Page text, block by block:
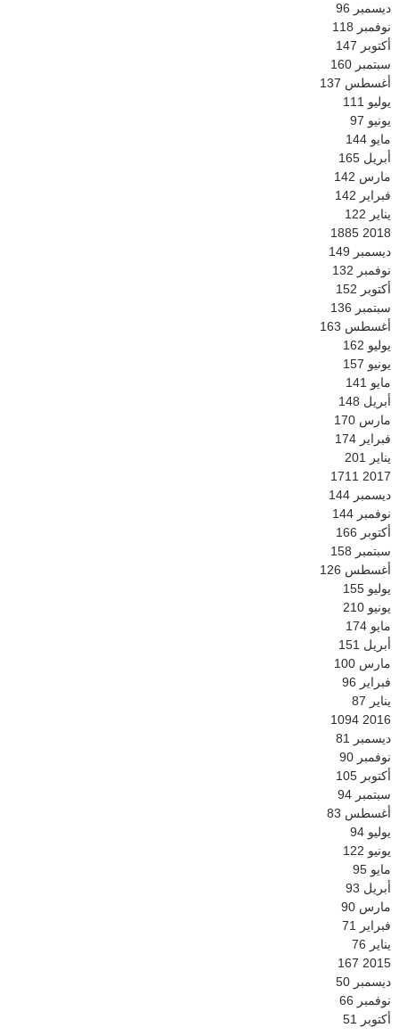
ديسمبر 96
نوفمبر 118
أكتوبر 147
سبتمبر 160
أغسطس 137
يوليو 111
يونيو 97
مايو 144
أبريل 165
مارس 142
فبراير 142
يناير 122
2018
1885
ديسمبر 149
نوفمبر 132
أكتوبر 152
سبتمبر 136
أغسطس 163
يوليو 162
يونيو 157
مايو 141
أبريل 148
مارس 170
فبراير 174
يناير 201
2017
1711
ديسمبر 144
نوفمبر 144
أكتوبر 166
سبتمبر 158
أغسطس 126
يوليو 155
يونيو 210
مايو 174
أبريل 151
مارس 100
فبراير 96
يناير 87
2016
1094
ديسمبر 81
نوفمبر 90
أكتوبر 105
سبتمبر 94
أغسطس 83
يوليو 94
يونيو 122
مايو 95
أبريل 93
مارس 90
فبراير 71
يناير 76
2015
167
ديسمبر 50
نوفمبر 66
أكتوبر 51